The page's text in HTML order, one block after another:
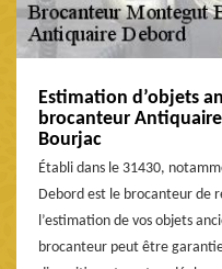
Estimation d’objets
brocanteur
Bourjac
Établi dans le 31430,
Debord est le brocanteur de
l’estimation de vos objets
brocanteur peut être